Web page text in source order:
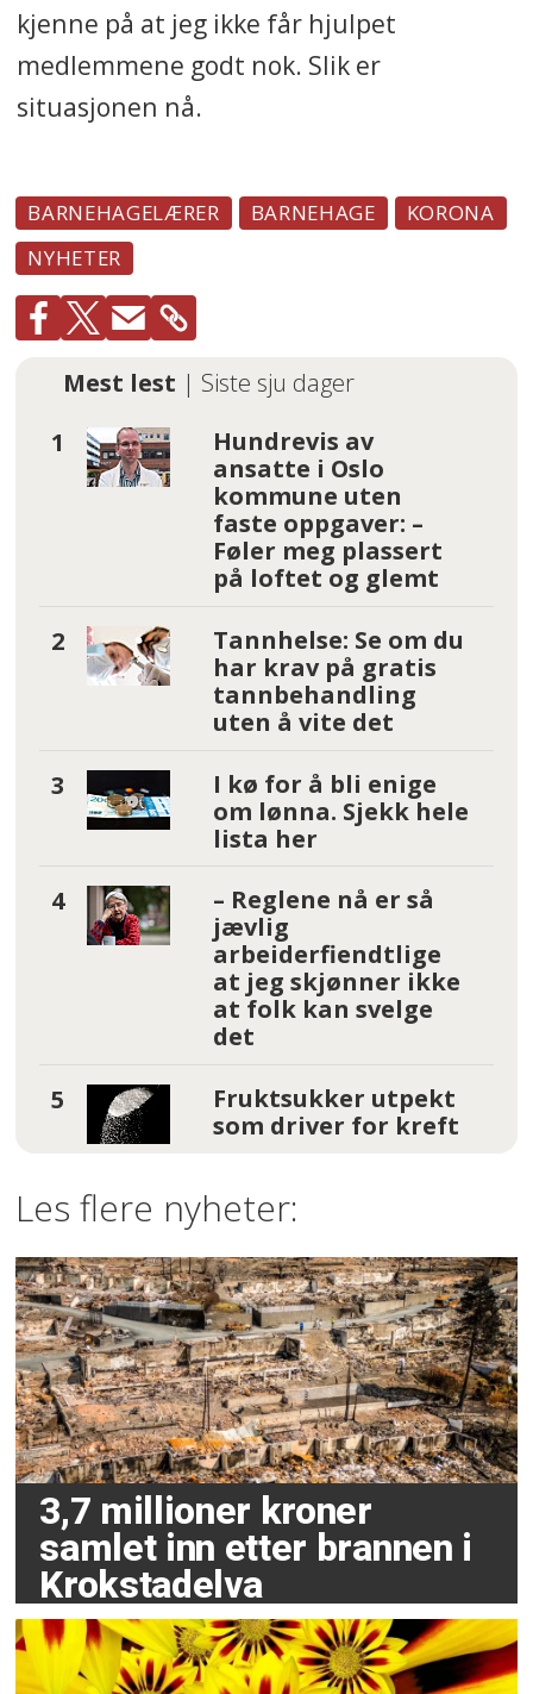
kjenne på at jeg ikke får hjulpet
medlemmene godt nok. Slik er
situasjonen nå.
BARNEHAGELÆRER BARNEHAGE
KORONA
NYHETER
Mest lest | Siste sju dager
Hundrevis av
ansatte i Oslo
kommune uten
faste oppgaver: –
Føler meg plassert
på loftet og glemt
Tannhelse: Se om du
har krav på gratis
tannbehandling
uten å vite det
I kø for å bli enige
om lønna. Sjekk hele
lista her
– Reglene nå er så
jævlig
arbeiderfiendtlige
at jeg skjønner ikke
at folk kan svelge
det
Fruktsukker utpekt
som driver for kreft
Les flere nyheter:
3,7 millioner kroner
samlet inn etter brannen i
Krokstadelva